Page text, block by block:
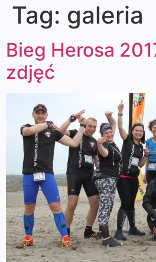
Tag: galeria
Bieg Herosa
zdjęć